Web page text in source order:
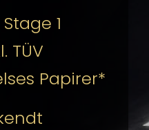
1
TÜV
Papirer*